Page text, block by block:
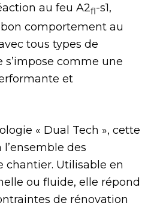
au feu A2fl-s1,
comportement au
tous types de
s’impose comme une
et
« Dual Tech », cette
l’ensemble des
chantier. Utilisable en
ou fluide, elle répond
de rénovation